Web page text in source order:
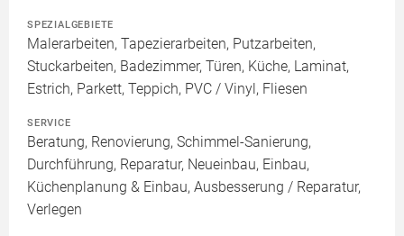
SPEZIALGEBIETE
Malerarbeiten, Tapezierarbeiten, Putzarbeiten,
Stuckarbeiten, Badezimmer, Türen, Küche, Laminat,
Estrich, Parkett, Teppich, PVC / Vinyl, Fliesen
SERVICE
Beratung, Renovierung, Schimmel-Sanierung,
Durchführung, Reparatur, Neueinbau, Einbau,
Küchenplanung & Einbau, Ausbesserung / Reparatur,
Verlegen